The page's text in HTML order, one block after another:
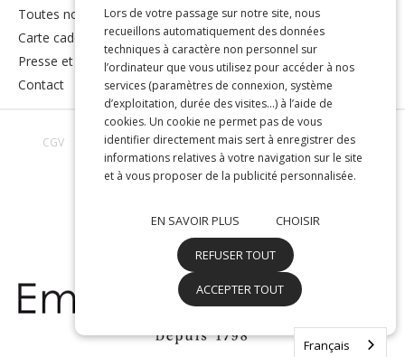
toutes nos réponses
carte cadeau
presse et média
contact
CGV Avis clients Toutes nos réponses
À propos de nous
Confidentialité
Mentions légales
Français
Lors de votre passage sur notre site, nous
recueillons automatiquement des données
techniques à caractère non personnel sur
l’ordinateur que vous utilisez pour accéder à nos
services (paramètres de connexion, système
d’exploitation, durée des visites…) à l’aide de
cookies. Un cookie ne permet pas de vous
identifier directement mais sert à enregistrer des
informations relatives à votre navigation sur le site
et à vous proposer de la publicité personnalisée.
EN SAVOIR PLUS CHOISIR
REFUSER TOUT
ACCEPTER TOUT